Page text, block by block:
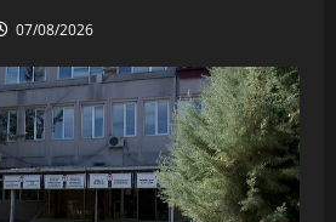
07/08/2026